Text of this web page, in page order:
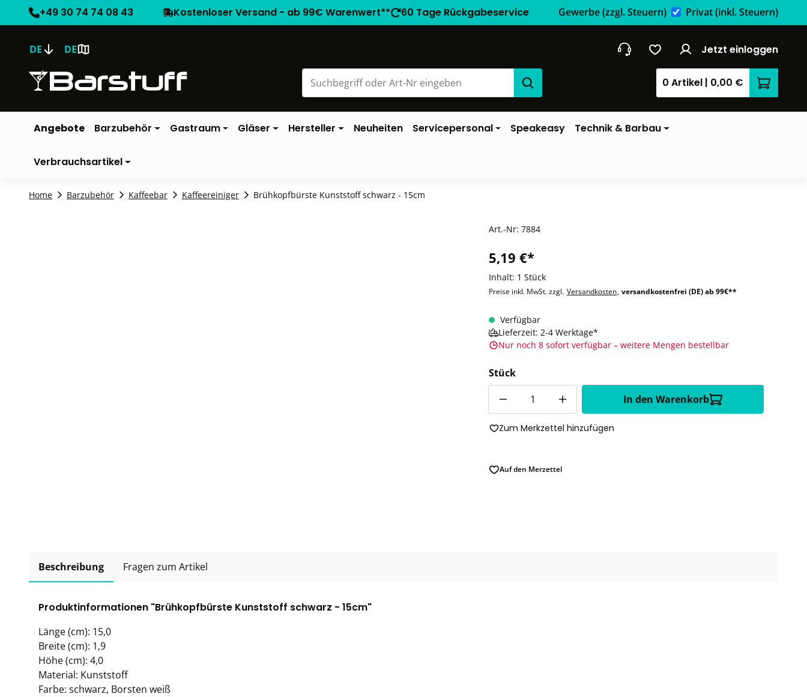
+49 30 74 74 08 43 Kostenloser Versand - ab 99€ Warenwert** 60 Tage Rückgabeservice Gewerbe(zzgl. Steuern) Privat(inkl. Steuern)
DE DE Jetzt einloggen
0 Artikel | 0,00 €
Angebote Barzubehör Gastraum Gläser Hersteller Neuheiten Servicepersonal Speakeasy Technik & Barbau
Verbrauchsartikel
Home Barzubehör Kaffeebar Kaffeereiniger Brühkopfbürste Kunststoff schwarz - 15cm
Art.-Nr: 7884
5,19 €*
Inhalt: 1 Stück
Preise inkl. MwSt. zzgl. Versandkosten, versandkostenfrei (DE) ab 99€**
Verfügbar
Lieferzeit: 2-4 Werktage*
Nur noch 8 sofort verfügbar – weitere Mengen bestellbar
Stück
In den Warenkorb
Zum Merkzettel hinzufügen
Auf den Merzettel
Beschreibung Fragen zum Artikel
Produktinformationen "Brühkopfbürste Kunststoff schwarz - 15cm"
Länge (cm): 15,0
Breite (cm): 1,9
Höhe (cm): 4,0
Material: Kunststoff
Farbe: schwarz, Borsten weiß